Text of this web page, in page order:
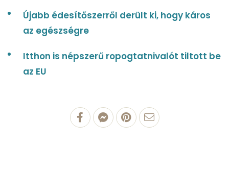
Újabb édesítőszerről derült ki, hogy káros
az egészségre
Itthon is népszerű ropogtatnivalót tiltott be
az EU